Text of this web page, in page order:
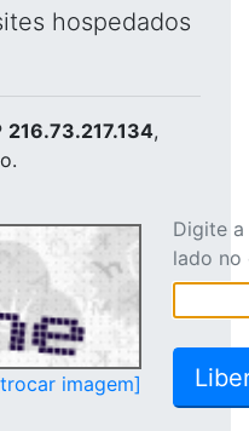
hospedados
216.73.217.134,
imagem]
Digite
lado no